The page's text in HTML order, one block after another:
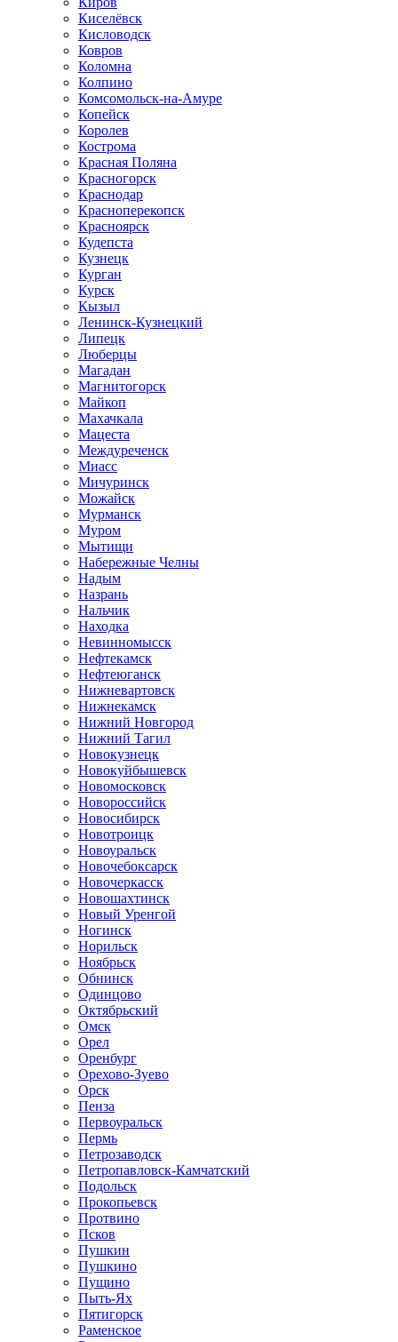
Киселёвск
Кисловодск
Ковров
Коломна
Колпино
Комсомольск-на-Амуре
Копейск
Королев
Кострома
Красная Поляна
Красногорск
Краснодар
Красноперекопск
Красноярск
Кудепста
Кузнецк
Курган
Курск
Кызыл
Ленинск-Кузнецкий
Липецк
Люберцы
Магадан
Магнитогорск
Майкоп
Махачкала
Мацеста
Междуреченск
Миасс
Мичуринск
Можайск
Мурманск
Муром
Мытищи
Набережные Челны
Надым
Назрань
Нальчик
Находка
Невинномысск
Нефтекамск
Нефтеюганск
Нижневартовск
Нижнекамск
Нижний Новгород
Нижний Тагил
Новокузнецк
Новокуйбышевск
Новомосковск
Новороссийск
Новосибирск
Новотроицк
Новоуральск
Новочебоксарск
Новочеркасск
Новошахтинск
Новый Уренгой
Ногинск
Норильск
Ноябрьск
Обнинск
Одинцово
Октябрьский
Омск
Орел
Оренбург
Орехово-Зуево
Орск
Пенза
Первоуральск
Пермь
Петрозаводск
Петропавловск-Камчатский
Подольск
Прокопьевск
Протвино
Псков
Пушкин
Пушкино
Пущино
Пыть-Ях
Пятигорск
Раменское